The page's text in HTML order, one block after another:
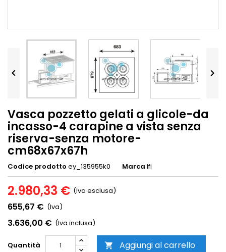
 
Vasca pozzetto gelati a glicole-da
incasso-4 carapine a vista senza
riserva-senza motore-
cm68x67x67h
Codice prodotto ey_135955k0 Marca Ifi
2.980,33 € (Iva esclusa)
655,67 € (Iva)
3.636,00 € (Iva inclusa)
Quantità  Aggiungi al carrello